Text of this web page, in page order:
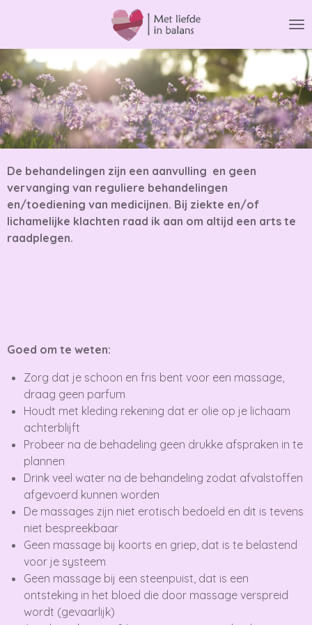
naar
de
hoofdinhoud
De behandelingen zijn een aanvulling en geen
vervanging van reguliere behandelingen
en/toediening van medicijnen. Bij ziekte en/of
lichamelijke klachten raad ik aan om altijd een arts te
raadplegen.
Goed om te weten:
Zorg dat je schoon en fris bent voor een massage,
draag geen parfum
Houdt met kleding rekening dat er olie op je lichaam
achterblijft
Probeer na de behadeling geen drukke afspraken in te
plannen
Drink veel water na de behandeling zodat afvalstoffen
afgevoerd kunnen worden
De massages zijn niet erotisch bedoeld en dit is tevens
niet bespreekbaar
Geen massage bij koorts en griep, dat is te belastend
voor je systeem
Geen massage bij een steenpuist, dat is een
ontsteking in het bloed die door massage verspreid
wordt (gevaarlijk)